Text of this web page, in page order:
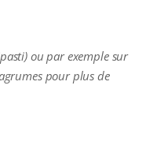
ou par exemple sur
pour plus de